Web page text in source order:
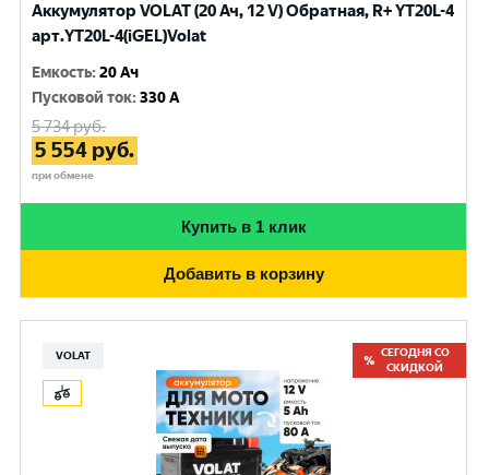
Аккумулятор VOLAT (20 Ач, 12 V) Обратная, R+ YT20L-4
арт.YT20L-4(iGEL)Volat
Емкость:20 Ач
Пусковой ток:330 A
5 734руб.
5 554 руб.
при обмене
Купить в 1 клик
Добавить в корзину
VOLAT
СЕГОДНЯ СО
СКИДКОЙ